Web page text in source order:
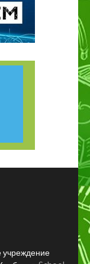
учреждение